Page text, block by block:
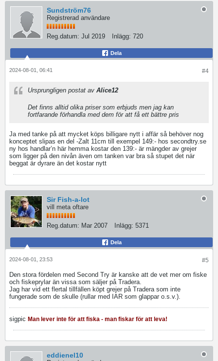
Sundström76
Registrerad användare
Reg.datum: Jul 2019 Inlägg: 720
Dela
#4
2024-08-01, 06:41
Ursprungligen postat av Alice12
Det finns alltid olika priser som erbjuds men jag kan
fortfarande förhandla med dem för att få ett bättre pris
Ja med tanke på att mycket köps billigare nytt i affär så behöver nog
konceptet slipas en del -Zalt 11cm till exempel 149:- hos secondtry.se
ny hos handlar’n här hemma kostar den 139:- är mängder av grejer
som ligger på den nivån även om tanken var bra så stupet det när
beggat är dyrare än det kostar nytt
Sir Fish-a-lot
vill meta oftare
Reg.datum: Mar 2007 Inlägg: 5371
Dela
#5
2024-08-01, 23:53
Den stora fördelen med Second Try är kanske att de vet mer om fiske
och fiskeprylar än vissa som säljer på Tradera.
Jag har vid ett flertal tillfällen köpt grejer på Tradera som inte
fungerade som de skulle (rullar med IAR som glappar o.s.v.).
sigpic Man lever inte för att fiska - man fiskar för att leva!
eddienel10